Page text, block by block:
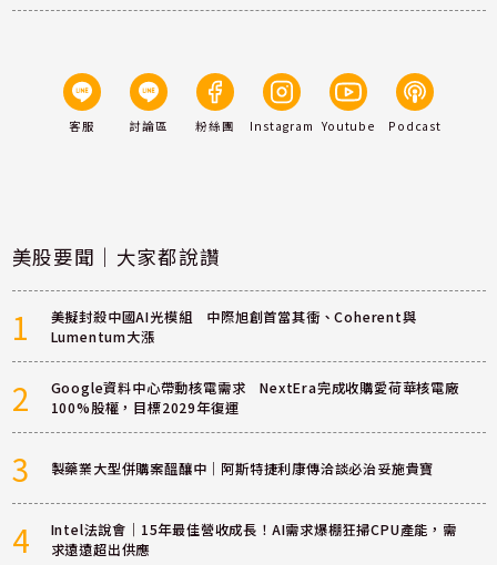
客服 討論區 粉絲團 Instagram Youtube Podcast
美股要聞｜大家都說讚
1
美擬封殺中國AI光模組 中際旭創首當其衝、Coherent與
Lumentum大漲
2
Google資料中心帶動核電需求 NextEra完成收購愛荷華核電廠
100%股權，目標2029年復運
3 製藥業大型併購案醞釀中｜阿斯特捷利康傳洽談必治妥施貴寶
4
Intel法說會｜15年最佳營收成長！AI需求爆棚狂掃CPU產能，需
求遠遠超出供應